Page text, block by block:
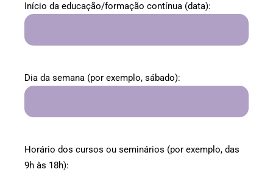
Início da educação/formação contínua (data):
Dia da semana (por exemplo, sábado):
Horário dos cursos ou seminários (por exemplo, das
9h às 18h):